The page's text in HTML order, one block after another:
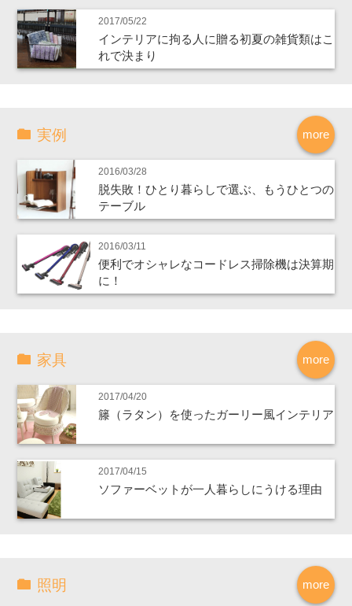
2017/05/22
インテリアに拘る人に贈る初夏の雑貨類はこ
れで決まり
more
実例
2016/03/28
脱失敗！ひとり暮らしで選ぶ、もうひとつの
テーブル
2016/03/11
便利でオシャレなコードレス掃除機は決算期
に！
more
家具
2017/04/20
籐（ラタン）を使ったガーリー風インテリア
2017/04/15
ソファーベットが一人暮らしにうける理由
more
照明